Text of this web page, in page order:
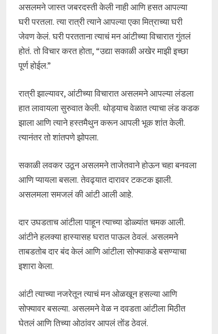
असलमने जास्त जबरदस्ती केली नाही आणि हसत आपल्या
घरी परतला. त्या रात्री त्याने आपल्या एका मित्राच्या घरी
जेवण केलं. घरी परतताना त्याचं मन आंटीच्या विचारात गुंतलं
होतं. तो विचार करत होता, “उद्या सकाळी अखेर माझी इच्छा
पूर्ण होईल.”
रात्री झाल्यावर, आंटीच्या विचारात असलमने आपल्या लंडला
हात लावायला सुरुवात केली. थोड्याच वेळात त्याचा लंड कडक
झाला आणि त्याने हस्तमैथुन करून आपली भूक शांत केली.
त्यानंतर तो शांतपणे झोपला.
सकाळी लवकर उठून असलमने ताजेतवाने होऊन चहा बनवला
आणि प्यायला बसला. तेवढ्यात दारावर टकटक झाली.
असलमला समजलं की आंटी आली आहे.
दार उघडताच आंटीला पाहून त्याच्या डोळ्यांत चमक आली.
आंटीने हलक्या हास्यासह घरात पाऊल ठेवलं. असलमने
ताबडतोब दार बंद केलं आणि आंटीला सोफ्याकडे बसण्याचा
इशारा केला.
आंटी त्याच्या नजरेतून त्याचं मन ओळखून हसल्या आणि
सोफ्यावर बसल्या. असलमने वेळ न दवडता आंटीला मिठीत
घेतलं आणि तिच्या ओठांवर आपलं तोंड ठेवलं.